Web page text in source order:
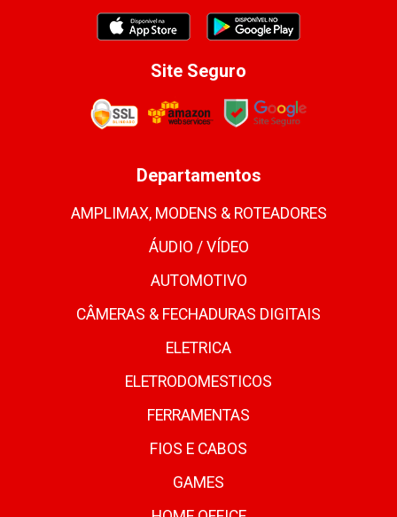
Site Seguro
Departamentos
AMPLIMAX, MODENS & ROTEADORES
ÁUDIO / VÍDEO
AUTOMOTIVO
CÂMERAS & FECHADURAS DIGITAIS
ELETRICA
ELETRODOMESTICOS
FERRAMENTAS
FIOS E CABOS
GAMES